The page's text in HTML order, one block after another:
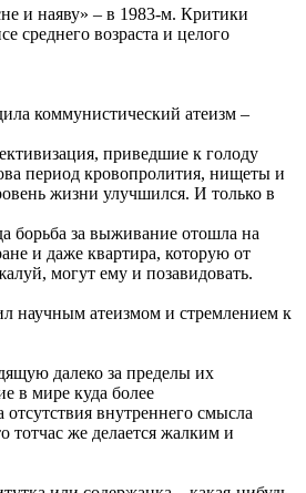
и наяву» – в 1983-м. Критики
возраста и целого
коммунистический атеизм –
приведшие к голоду
период кровопролития, нищеты и
жизни улучшился. И только в
борьба за выживание отошла на
и даже квартира, которую от
могут ему и позавидовать.
научным атеизмом и стремлением к
далеко за пределы их
в мире куда более
внутреннего смысла
тотчас же делается жалким и